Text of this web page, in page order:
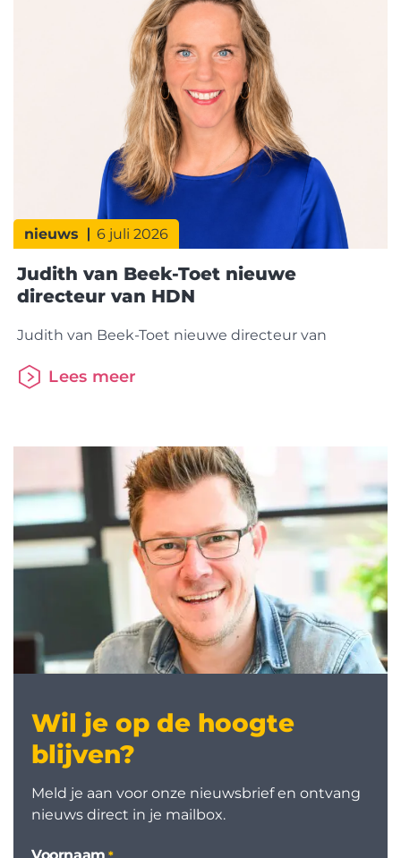
jaar. De betaalbaarheid van koopwoningen blijft
echter onder druk staan. Dat is vooral zichtbaar
bij Solo Kopers, die een recordbedrag aan eigen
geld inbrengen om een woning
nieuws 6 juli 2026
Judith van Beek-Toet nieuwe
directeur van HDN
Judith van Beek-Toet nieuwe directeur van
Lees meer
Wil je op de hoogte
blijven?
Meld je aan voor onze nieuwsbrief en ontvang
nieuws direct in je mailbox.
Voornaam *